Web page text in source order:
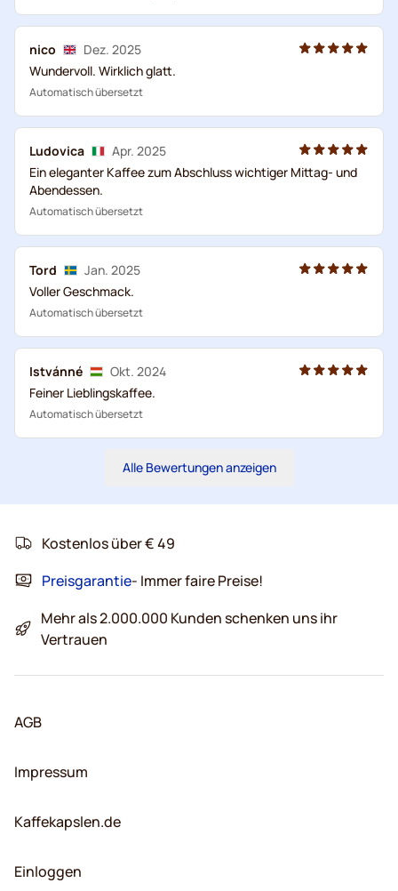
nico
Dez. 2025
Wundervoll. Wirklich glatt.
Automatisch übersetzt
Ludovica
Apr. 2025
Ein eleganter Kaffee zum Abschluss wichtiger Mittag- und
Abendessen.
Automatisch übersetzt
Tord
Jan. 2025
Voller Geschmack.
Automatisch übersetzt
Istvánné
Okt. 2024
Feiner Lieblingskaffee.
Automatisch übersetzt
Alle Bewertungen anzeigen
Kostenlos über € 49
Preisgarantie- Immer faire Preise!
Mehr als 2.000.000 Kunden schenken uns ihr
Vertrauen
AGB
Impressum
Kaffekapslen.de
Einloggen